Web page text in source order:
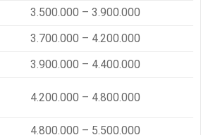
3.500.000 – 3.900.000
3.700.000 – 4.200.000
3.900.000 – 4.400.000
4.200.000 – 4.800.000
4.800.000 – 5.500.000